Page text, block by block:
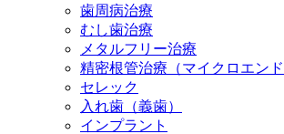
歯周病治療
むし歯治療
メタルフリー治療
精密根管治療（マイクロエンド
セレック
入れ歯（義歯）
インプラント